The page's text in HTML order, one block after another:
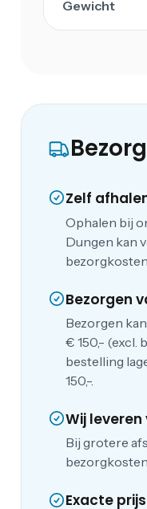
Gewicht
Zelf
Ophalen bij
Dungen kan
bezorgkosten.
Bezorgen
Bezorgen
€ 150,- (excl.
bestelling
150,-.
Wij leveren
Bij grotere
Exacte